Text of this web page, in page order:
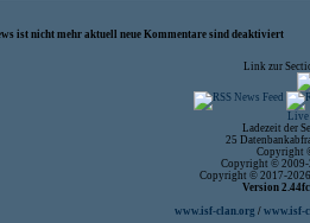
ist nicht mehr aktuell neue Kommentare sind deaktiviert
Link zur
Live
Ladezeit der
25
Copyright
Copyright © 2009-
Copyright © 2017-2026
Version
www.isf-clan.org / www.isf-